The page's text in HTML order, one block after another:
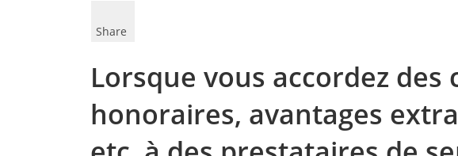
Share
Lorsque vous accordez des
honoraires, avantages